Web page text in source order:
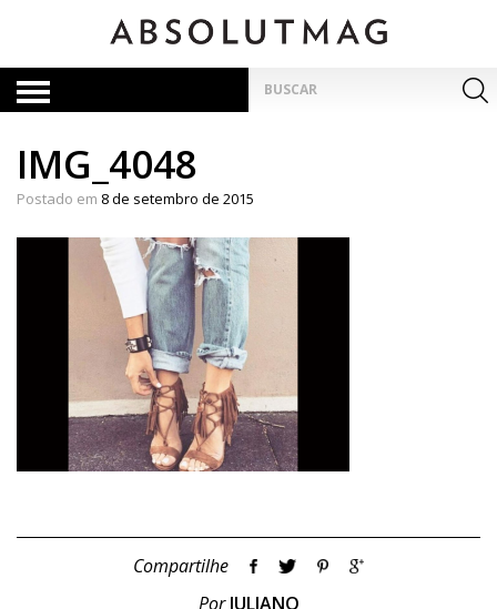
por:
IMG_4048
Postado em 8 de setembro de 2015
Compartilhe
PorJULIANO